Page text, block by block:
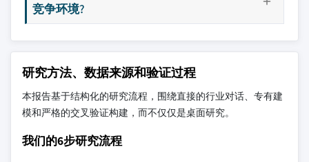
竞争环境?
研究方法、数据来源和验证过程
本报告基于结构化的研究流程，围绕直接的行业对话、专有建
模和严格的交叉验证构建，而不仅仅是桌面研究。
我们的6步研究流程